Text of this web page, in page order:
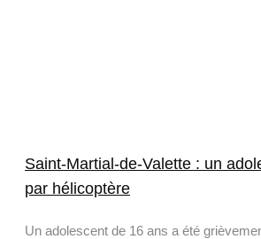
Saint-Martial-de-Valette : un
par hélicoptère
Un adolescent de 16 ans a été